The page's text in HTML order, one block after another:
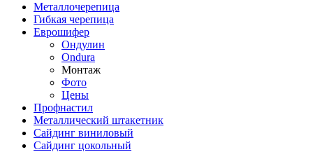
Металлочерепица
Гибкая черепица
Еврошифер
Ондулин
Ondura
Монтаж
Фото
Цены
Профнастил
Металлический штакетник
Сайдинг виниловый
Сайдинг цокольный